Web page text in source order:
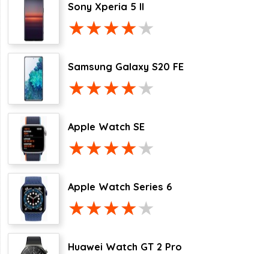
Sony Xperia 5 II
Samsung Galaxy S20 FE
Apple Watch SE
Apple Watch Series 6
Huawei Watch GT 2 Pro